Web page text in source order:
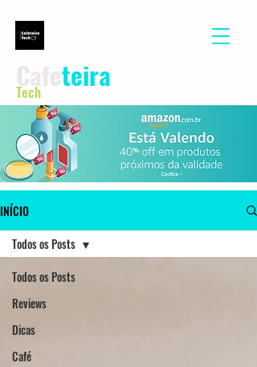
teira
Tech
INÍCIO
Todos os Posts
Reviews
Dicas
Café
Todos os Posts